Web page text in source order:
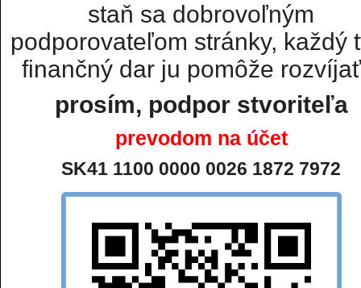
staň sa dobrovoľným
podporovateľom stránky, každý
finančný dar ju pomôže
prosím, podpor stvoriteľa
prevodom na účet
SK41 1100 0000 0026 1872 7972